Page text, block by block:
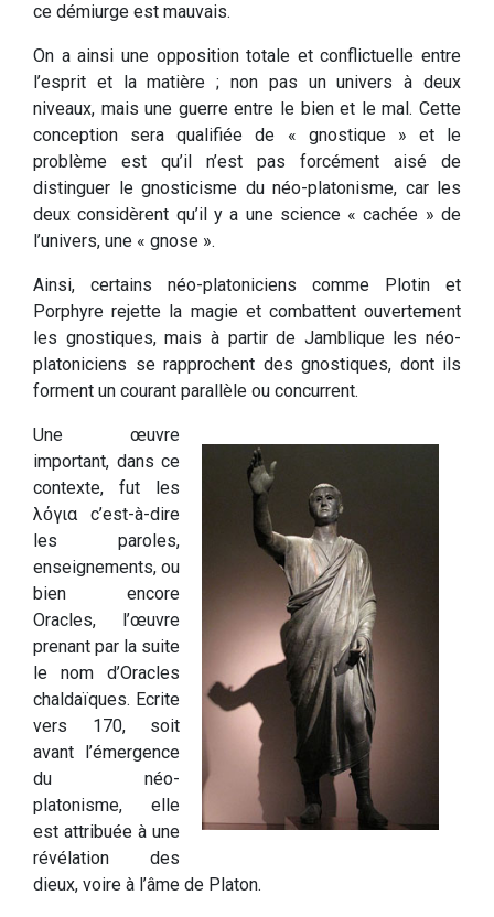
ce démiurge est mauvais.
On a ainsi une opposition totale et conflictuelle entre
l’esprit et la matière ; non pas un univers à deux
niveaux, mais une guerre entre le bien et le mal. Cette
conception sera qualifiée de « gnostique » et le
problème est qu’il n’est pas forcément aisé de
distinguer le gnosticisme du néo-platonisme, car les
deux considèrent qu’il y a une science « cachée » de
l’univers, une « gnose ».
Ainsi, certains néo-platoniciens comme Plotin et
Porphyre rejette la magie et combattent ouvertement
les gnostiques, mais à partir de Jamblique les néo-
platoniciens se rapprochent des gnostiques, dont ils
forment un courant parallèle ou concurrent.
Une œuvre
important, dans ce
contexte, fut les
λόγια c’est-à-dire
les paroles,
enseignements, ou
bien encore
Oracles, l’œuvre
prenant par la suite
le nom d’Oracles
chaldaïques. Ecrite
vers 170, soit
avant l’émergence
du néo-
platonisme, elle
est attribuée à une
révélation des
dieux, voire à l’âme de Platon.